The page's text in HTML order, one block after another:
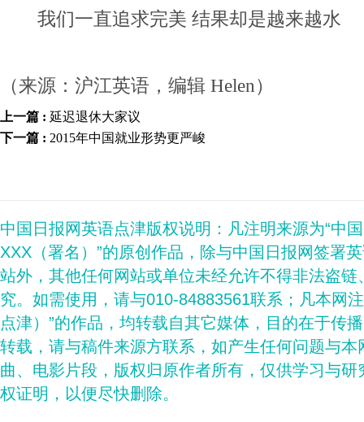
我们一直追求完美 结果却是越来越水
（来源：沪江英语，编辑 Helen）
上一篇 : 延迟退休大家议
下一篇 : 2015年中国就业形势更严峻
中国日报网英语点津版权说明：凡注明来源为“中
XXX（署名）”的原创作品，除与中国日报网签署
站外，其他任何网站或单位未经允许不得非法盗
究。如需使用，请与010-84883561联系；凡本网
点津）”的作品，均转载自其它媒体，目的在于传
转载，请与稿件来源方联系，如产生任何问题与
曲、电影片段，版权归原作者所有，仅供学习与
权证明，以便尽快删除。